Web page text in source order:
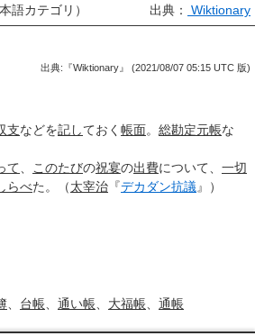
語カテゴリ） 出典： Wiktionary
出典:『Wiktionary』 (2021/08/07 05:15 UTC 版)
支などを記しておく 帳面。 総勘定元帳な
て、 このたびの祝宴の出費について、 一切
らべた。（太宰治 『デカダン抗議』）
台帳 通い帳 大福帳 通帳